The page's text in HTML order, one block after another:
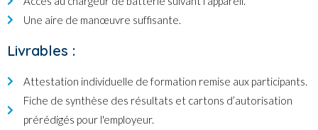
Une aire de manœuvre suffisante.
Livrables :
Attestation individuelle de formation remise aux participants.
Fiche de synthèse des résultats et cartons d’autorisation
prérédigés pour l'employeur.